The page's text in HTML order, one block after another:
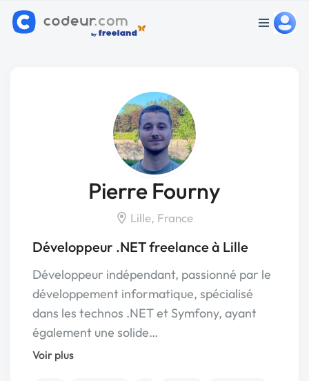
Pierre Fourny
Lille, France
Développeur .NET freelance à Lille
Développeur indépendant, passionné par le
développement informatique, spécialisé
dans les technos .NET et Symfony, ayant
également une solide…
Voir plus